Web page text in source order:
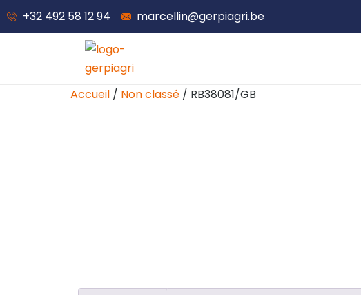
+32 492 58 12 94 marcellin@gerpiagri.be
Accueil / Non classé / RB38081/GB